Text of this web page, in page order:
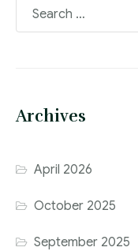
Archives
April 2026
October 2025
September 2025